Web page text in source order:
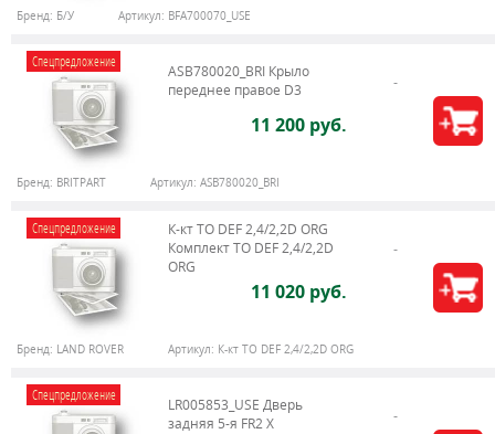
Бренд: Б/У Артикул: BFA700070_USE
Спецпредложение
ASB780020_BRI Крыло
переднее правое D3
11 200 руб.
Бренд: BRITPART Артикул: ASB780020_BRI
Спецпредложение
К-кт ТО DEF 2,4/2,2D ORG
Комплект ТО DEF 2,4/2,2D
ORG
11 020 руб.
Бренд: LAND ROVER Артикул: К-кт ТО DEF 2,4/2,2D ORG
Спецпредложение
LR005853_USE Дверь
задняя 5-я FR2 X